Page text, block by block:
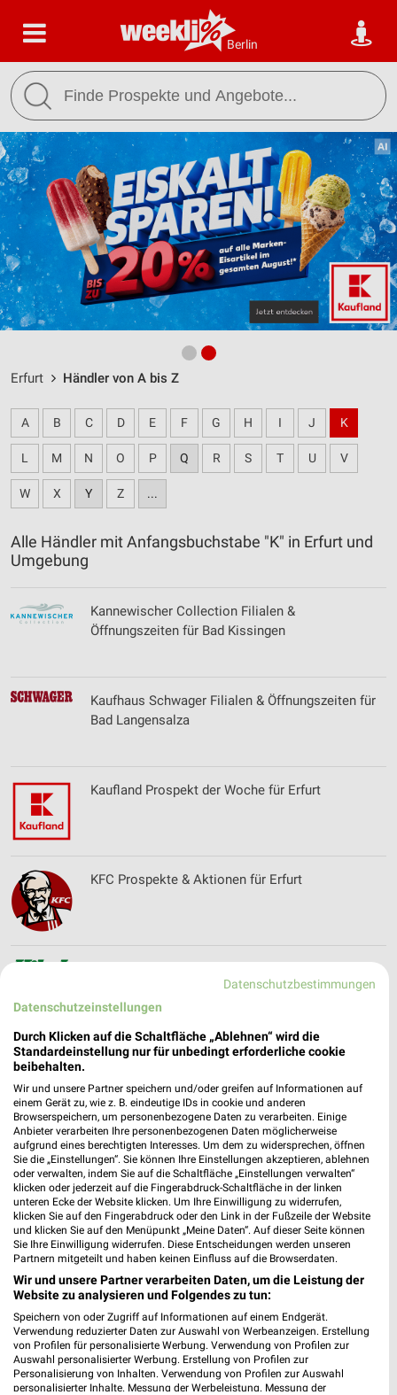
Berlin
Erfurt Händler von A bis Z
A B C D E F G H I J K
L M N O P Q R S T U V
W X Y Z ...
Alle Händler mit Anfangsbuchstabe "K" in Erfurt und
Umgebung
Kannewischer Collection Filialen &
Öffnungszeiten für Bad Kissingen
Kaufhaus Schwager Filialen & Öffnungszeiten für
Bad Langensalza
Kaufland Prospekt der Woche für Erfurt
KFC Prospekte & Aktionen für Erfurt
Kiebitzmarkt Prospekte und Angebote für Wutha-
Kik Online Prospekt für Erfurt
Klinikum Weimar Filialen & Öffnungszeiten für
Weimar
Küchencenter Vogtland Filialen & Öffnungszeiten
für Plauen
Datenschutzbestimmungen
Datenschutzeinstellungen
Durch Klicken auf die Schaltfläche „Ablehnen“ wird die
Standardeinstellung nur für unbedingt erforderliche cookie
beibehalten.
Wir und unsere Partner speichern und/oder greifen auf Informationen auf
einem Gerät zu, wie z. B. eindeutige IDs in cookie und anderen
Browserspeichern, um personenbezogene Daten zu verarbeiten. Einige
Anbieter verarbeiten Ihre personenbezogenen Daten möglicherweise
aufgrund eines berechtigten Interesses. Um dem zu widersprechen, öffnen
Sie die „Einstellungen“. Sie können Ihre Einstellungen akzeptieren, ablehnen
oder verwalten, indem Sie auf die Schaltfläche „Einstellungen verwalten“
klicken oder jederzeit auf die Fingerabdruck-Schaltfläche in der linken
unteren Ecke der Website klicken. Um Ihre Einwilligung zu widerrufen,
klicken Sie auf den Fingerabdruck oder den Link in der Fußzeile der Website
und klicken Sie auf den Menüpunkt „Meine Daten“. Auf dieser Seite können
Sie Ihre Einwilligung widerrufen. Diese Entscheidungen werden unseren
Partnern mitgeteilt und haben keinen Einfluss auf die Browserdaten.
Wir und unsere Partner verarbeiten Daten, um die Leistung der
Website zu analysieren und Folgendes zu tun:
Speichern von oder Zugriff auf Informationen auf einem Endgerät.
Verwendung reduzierter Daten zur Auswahl von Werbeanzeigen. Erstellung
von Profilen für personalisierte Werbung. Verwendung von Profilen zur
Auswahl personalisierter Werbung. Erstellung von Profilen zur
Personalisierung von Inhalten. Verwendung von Profilen zur Auswahl
personalisierter Inhalte. Messung der Werbeleistung. Messung der